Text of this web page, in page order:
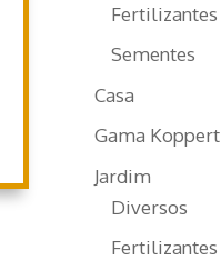
Fertilizantes
Sementes
Casa
Gama Koppert
Jardim
Diversos
Fertilizantes